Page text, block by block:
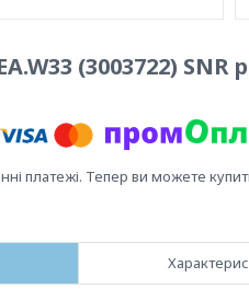
(3003722) SNR
платежі. Тепер ви можете